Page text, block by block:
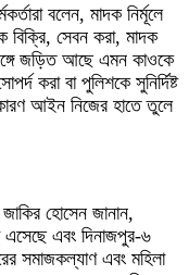
বলেন, মাদক নির্মূলে
সেবন করা, মাদক
জড়িত আছে এমন কাওকে
করা বা পুলিশকে সুনির্দিষ্ট
আইন নিজের হাতে তুলে
হোসেন জানান,
এসেছে এবং দিনাজপুর-৬
সমাজকল্যাণ এবং মহিলা